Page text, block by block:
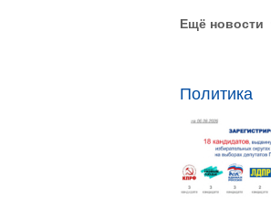
Ещё новости
Политика